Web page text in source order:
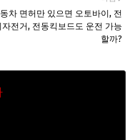
차 면허만 있으면 오토바이, 전
자전거, 전동킥보드도 운전 가능
할까?